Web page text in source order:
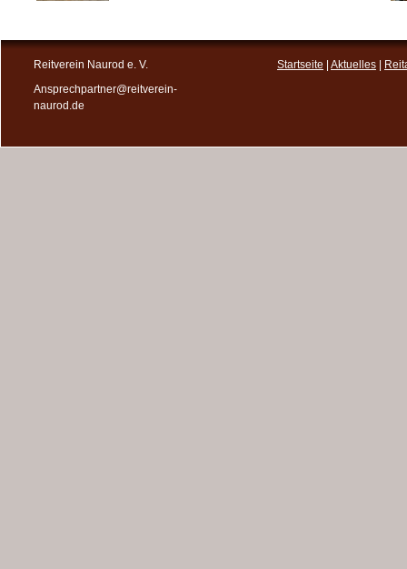
Reitverein Naurod e. V.
Ansprechpartner@reitverein-
naurod.de
Startseite | Aktuelles |